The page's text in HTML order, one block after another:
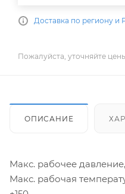
Доставка по региону и
Пожалуйста, уточняйте
ОПИСАНИЕ
Макс. рабочее
Макс. рабочая